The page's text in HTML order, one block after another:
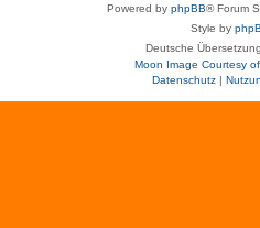
Powered by phpBB® Forum
Style by
Deutsche
Moon Image Courtesy
Datenschutz|